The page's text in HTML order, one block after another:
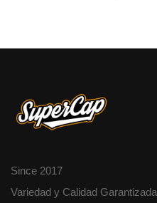
Since 2017
Variedad y Calidad Garantizada